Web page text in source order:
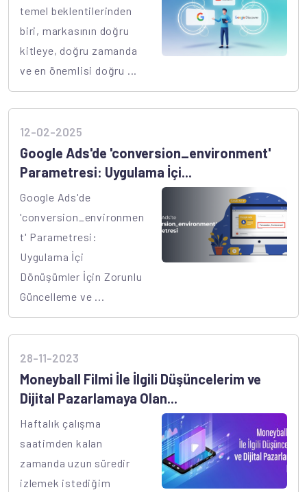
temel beklentilerinden
biri, markasının doğru
kitleye, doğru zamanda
ve en önemlisi doğru ...
12-02-2025
Google Ads'de 'conversion_environment'
Parametresi: Uygulama İçi...
Google Ads'de
'conversion_environmen
t' Parametresi:
Uygulama İçi
Dönüşümler İçin Zorunlu
Güncelleme ve ...
28-11-2023
Moneyball Filmi İle İlgili Düşüncelerim ve
Dijital Pazarlamaya Olan...
Haftalık çalışma
saatimden kalan
zamanda uzun süredir
izlemek istediğim